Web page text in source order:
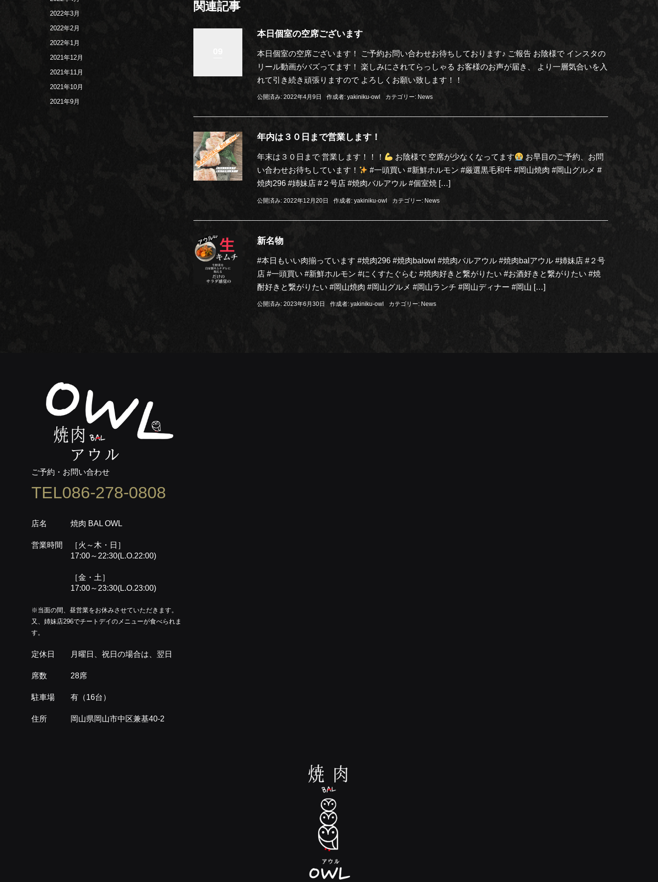
関連記事
本日個室の空席ございます
本日個室の空席ございます！ ご予約お問い合わせお待ちしております♪ ご報告 お陰様で インスタの
リール動画がバズってます！ 楽しみにされてらっしゃる お客様のお声が届き、 より一層気合いを入
れて引き続き頑張りますので よろしくお願い致します！！
公開済み: 2022年4月9日 作成者: yakiniku-owl カテゴリー: News
年内は３０日まで営業します！
年末は３０日まで 営業します！！！ お陰様で 空席が少なくなってます
お早目のご予約、お問
い合わせお待ちしています！
#一頭買い #新鮮ホルモン #厳選黒毛和牛 #岡山焼肉 #岡山グルメ #
焼肉296 #姉妹店 #２号店 #焼肉バルアウル #個室焼 […]
公開済み: 2022年12月20日 作成者: yakiniku-owl カテゴリー: News
新名物
#本日もいい肉揃っています #焼肉296 #焼肉balowl #焼肉バルアウル #焼肉balアウル #姉妹店 #２号
店 #一頭買い #新鮮ホルモン #にくすたぐらむ #焼肉好きと繋がりたい #お酒好きと繋がりたい #焼
酎好きと繋がりたい #岡山焼肉 #岡山グルメ #岡山ランチ #岡山ディナー #岡山 […]
公開済み: 2023年6月30日 作成者: yakiniku-owl カテゴリー: News
2022年3月
2022年2月
2022年1月
2021年12月
2021年11月
2021年10月
2021年9月
ご予約・お問い合わせ
TEL086-278-0808
店名 焼肉 BAL OWL
営業時間 ［火～木・日］
17:00～22:30(L.O.22:00)
［金・土］
17:00～23:30(L.O.23:00)
※当面の間、昼営業をお休みさせていただきます。
又、姉妹店296でチートデイのメニューが食べられま
す。
定休日 月曜日、祝日の場合は、翌日
席数 28席
駐車場 有（16台）
住所 岡山県岡山市中区兼基40-2